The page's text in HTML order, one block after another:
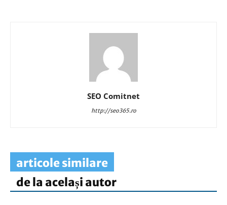
SEO Comitnet
http://seo365.ro
articole similare
de la același autor